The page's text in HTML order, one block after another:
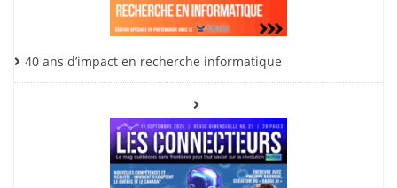
40 ans d’impact en recherche informatique